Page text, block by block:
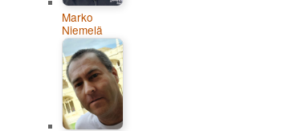
Marko
Niemelä